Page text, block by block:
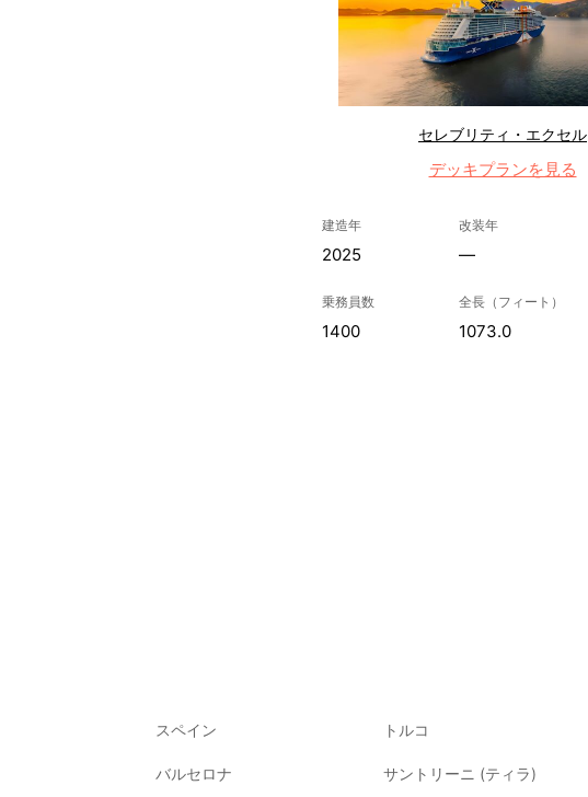
セレブリティ・エクセル
デッキプランを見る
建造年
2025
改装年
—
乗務員数
1400
全長（フィート）
1073.0
スペイン トルコ
バルセロナ サントリーニ (ティラ)